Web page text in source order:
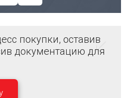
покупки, оставив
документацию для